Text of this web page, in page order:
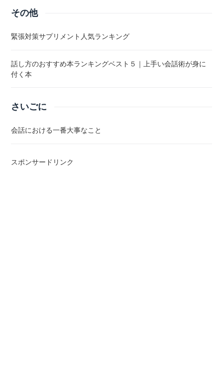
その他
緊張対策サプリメント人気ランキング
話し方のおすすめ本ランキングベスト５｜上手い会話術が身に
付く本
さいごに
会話における一番大事なこと
スポンサードリンク